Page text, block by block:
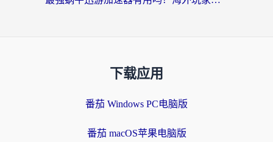
下载应用
番茄 Windows PC电脑版
番茄 macOS苹果电脑版